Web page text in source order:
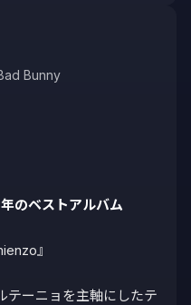
Bunny
のベストアルバム
』
テーニョを主軸にしたテ